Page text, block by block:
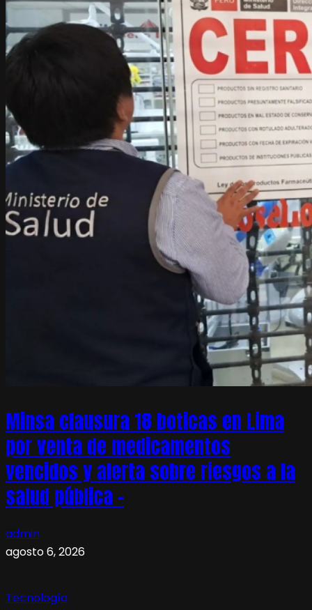
Minsa clausura 18 boticas en Lima
por venta de medicamentos
vencidos y alerta sobre riesgos a la
salud pública –
admin
agosto 6, 2026
Tecnología